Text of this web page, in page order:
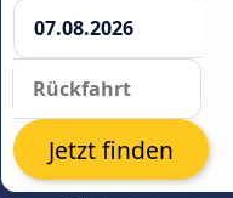
Jetzt finden